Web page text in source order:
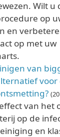
Wilt u
op
en
op met uw
van
voor
van het
op de
en